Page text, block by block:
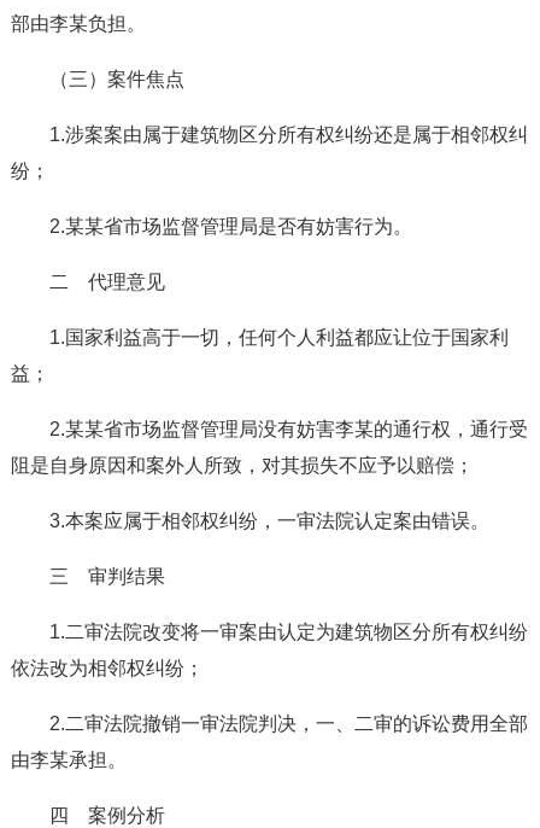
部由李某负担。
（三）案件焦点
1.涉案案由属于建筑物区分所有权纠纷还是属于相邻权纠
纷；
2.某某省市场监督管理局是否有妨害行为。
二 代理意见
1.国家利益高于一切，任何个人利益都应让位于国家利
益；
2.某某省市场监督管理局没有妨害李某的通行权，通行受
阻是自身原因和案外人所致，对其损失不应予以赔偿；
3.本案应属于相邻权纠纷，一审法院认定案由错误。
三 审判结果
1.二审法院改变将一审案由认定为建筑物区分所有权纠纷
依法改为相邻权纠纷；
2.二审法院撤销一审法院判决，一、二审的诉讼费用全部
由李某承担。
四 案例分析